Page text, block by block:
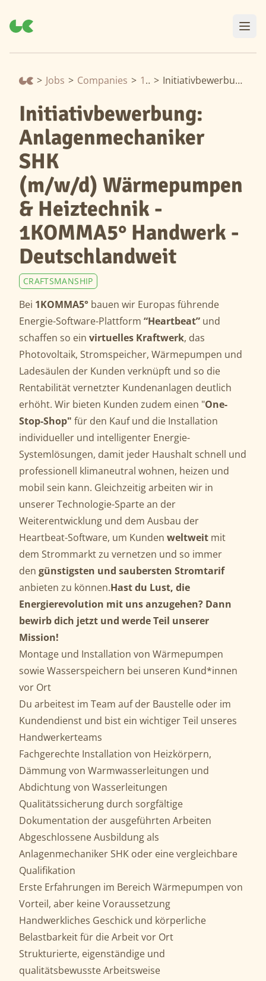
> Jobs > Companies > 1Komma5Grad > Initiativbewerbung: Anlagenmechaniker SHK (m/w/d) Wärmepumpen & Heiztechnik - 1KOMMA5° Handwerk - Deutschlandweit
Initiativbewerbung:
Anlagenmechaniker
SHK
(m/w/d) Wärmepumpen
& Heiztechnik -
1KOMMA5° Handwerk -
Deutschlandweit
CRAFTSMANSHIP
Bei 1KOMMA5° bauen wir Europas führende
Energie-Software-Plattform “Heartbeat” und
schaffen so ein virtuelles Kraftwerk, das
Photovoltaik, Stromspeicher, Wärmepumpen und
Ladesäulen der Kunden verknüpft und so die
Rentabilität vernetzter Kundenanlagen deutlich
erhöht. Wir bieten Kunden zudem einen "One-
Stop-Shop" für den Kauf und die Installation
individueller und intelligenter Energie-
Systemlösungen, damit jeder Haushalt schnell und
professionell klimaneutral wohnen, heizen und
mobil sein kann. Gleichzeitig arbeiten wir in
unserer Technologie-Sparte an der
Weiterentwicklung und dem Ausbau der
Heartbeat-Software, um Kunden weltweit mit
dem Strommarkt zu vernetzen und so immer
den günstigsten und saubersten Stromtarif
anbieten zu können.Hast du Lust, die
Energierevolution mit uns anzugehen? Dann
bewirb dich jetzt und werde Teil unserer
Mission!
Montage und Installation von Wärmepumpen
sowie Wasserspeichern bei unseren Kund*innen
vor Ort
Du arbeitest im Team auf der Baustelle oder im
Kundendienst und bist ein wichtiger Teil unseres
Handwerkerteams
Fachgerechte Installation von Heizkörpern,
Dämmung von Warmwasserleitungen und
Abdichtung von Wasserleitungen
Qualitätssicherung durch sorgfältige
Dokumentation der ausgeführten Arbeiten
Abgeschlossene Ausbildung als
Anlagenmechaniker SHK oder eine vergleichbare
Qualifikation
Erste Erfahrungen im Bereich Wärmepumpen von
Vorteil, aber keine Voraussetzung
Handwerkliches Geschick und körperliche
Belastbarkeit für die Arbeit vor Ort
Strukturierte, eigenständige und
qualitätsbewusste Arbeitsweise